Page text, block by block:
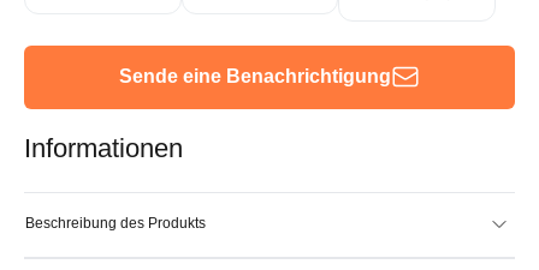
Sende eine Benachrichtigung
Informationen
Beschreibung des Produkts